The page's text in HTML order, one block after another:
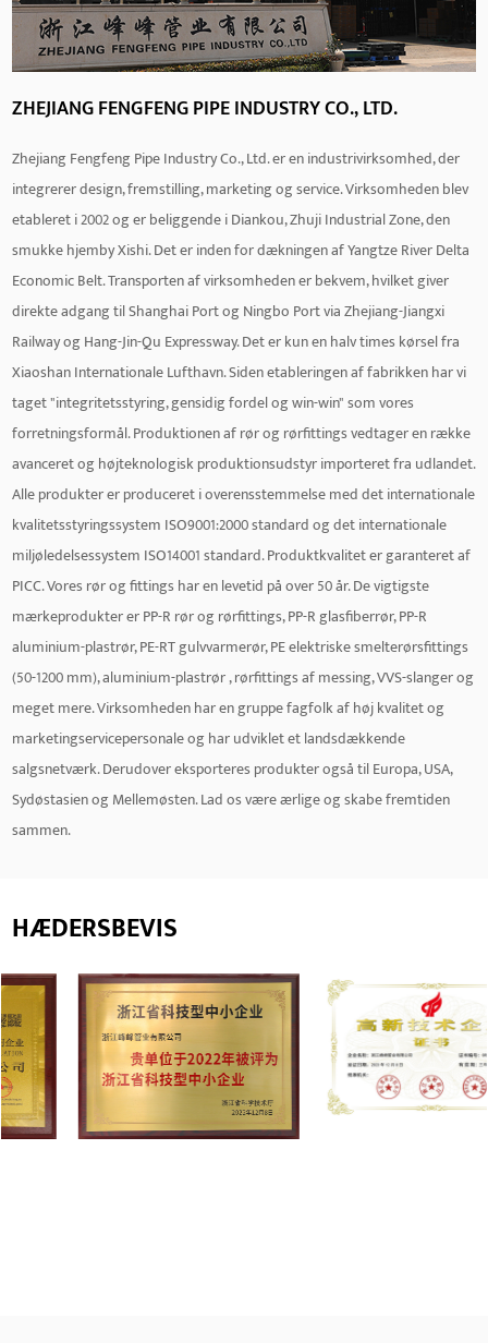
ZHEJIANG FENGFENG PIPE INDUSTRY CO., LTD.
Zhejiang Fengfeng Pipe Industry Co., Ltd. er en industrivirksomhed, der
integrerer design, fremstilling, marketing og service. Virksomheden blev
etableret i 2002 og er beliggende i Diankou, Zhuji Industrial Zone, den
smukke hjemby Xishi. Det er inden for dækningen af ​​Yangtze River Delta
Economic Belt. Transporten af ​​virksomheden er bekvem, hvilket giver
direkte adgang til Shanghai Port og Ningbo Port via Zhejiang-Jiangxi
Railway og Hang-Jin-Qu Expressway. Det er kun en halv times kørsel fra
Xiaoshan Internationale Lufthavn. Siden etableringen af ​​fabrikken har vi
taget "integritetsstyring, gensidig fordel og win-win" som vores
forretningsformål. Produktionen af ​​rør og rørfittings vedtager en række
avanceret og højteknologisk produktionsudstyr importeret fra udlandet.
Alle produkter er produceret i overensstemmelse med det internationale
kvalitetsstyringssystem ISO9001:2000 standard og det internationale
miljøledelsessystem ISO14001 standard. Produktkvalitet er garanteret af
PICC. Vores rør og fittings har en levetid på over 50 år. De vigtigste
mærkeprodukter er PP-R rør og rørfittings, PP-R glasfiberrør, PP-R
aluminium-plastrør, PE-RT gulvvarmerør, PE elektriske smelterørsfittings
(50-1200 mm), aluminium-plastrør , rørfittings af messing, VVS-slanger og
meget mere. Virksomheden har en gruppe fagfolk af høj kvalitet og
marketingservicepersonale og har udviklet et landsdækkende
salgsnetværk. Derudover eksporteres produkter også til Europa, USA,
Sydøstasien og Mellemøsten. Lad os være ærlige og skabe fremtiden
sammen.
HÆDERSBEVIS